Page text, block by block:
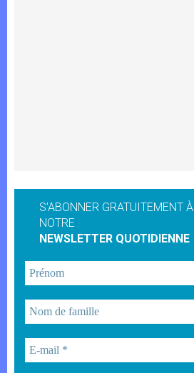
S'ABONNER GRATUITEMENT À
NOTRE
NEWSLETTER QUOTIDIENNE